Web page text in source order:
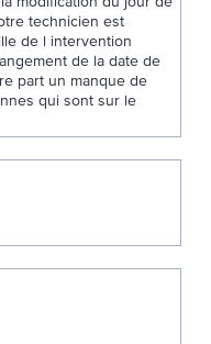
technicien est
de l intervention
de la date de
part un manque de
qui sont sur le